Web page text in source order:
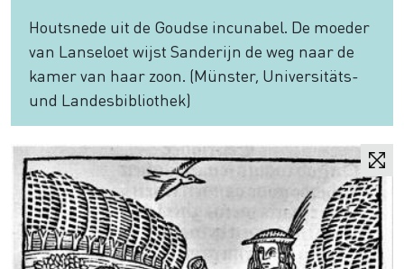
Houtsnede uit de Goudse incunabel. De moeder
van Lanseloet wijst Sanderijn de weg naar de
kamer van haar zoon. (Münster, Universitäts-
und Landesbibliothek)